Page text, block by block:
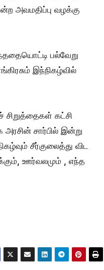
அவமதிப்பு வழக்கு
பல்வேறு
இந்நிகழ்வில்
கட்சி
சார்பில் இன்று
சீர்குலைத்து விட
ஊர்வலமும் , எந்த